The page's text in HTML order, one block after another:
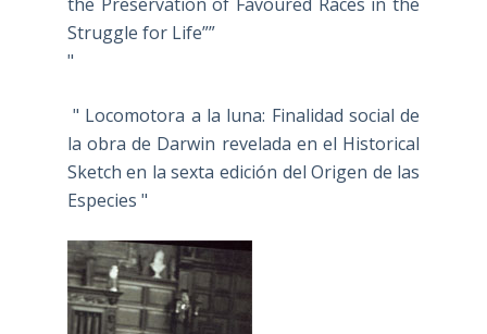
Struggle for Life””
"
" Locomotora a la luna: Finalidad social de
la obra de Darwin revelada en el Historical
Sketch en la sexta edición del Origen de las
Especies "